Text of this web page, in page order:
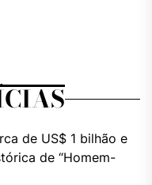
de US$ 1 bilhão e
de “Homem-